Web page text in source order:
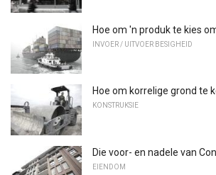
Hoe om 'n produk te kies
INVOER / UITVOER BESIGHEID
Hoe om korrelige grond te
KONSTRUKSIE
Die voor- en nadele van
EIENDOM